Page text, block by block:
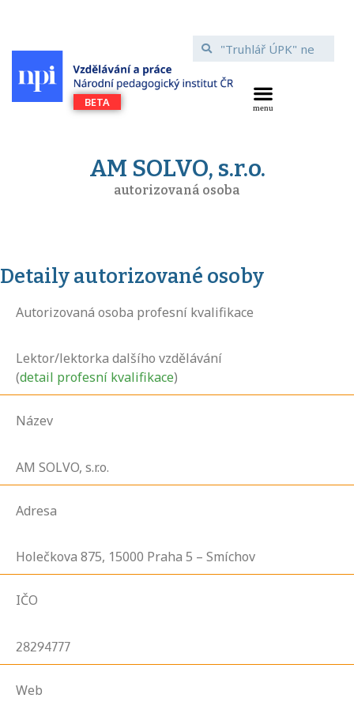
AM SOLVO, s.r.o.
autorizovaná osoba
Detaily autorizované osoby
Autorizovaná osoba profesní kvalifikace
Lektor/lektorka dalšího vzdělávání
(detail profesní kvalifikace)
Název
AM SOLVO, s.r.o.
Adresa
Holečkova 875, 15000 Praha 5 – Smíchov
IČO
28294777
Web